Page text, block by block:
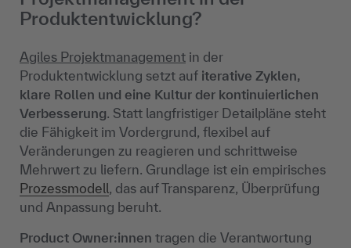
Produktentwicklung?
Agiles Projektmanagement in der
Produktentwicklung setzt auf iterative Zyklen,
klare Rollen und eine Kultur der kontinuierlichen
Verbesserung. Statt langfristiger Detailpläne steht
die Fähigkeit im Vordergrund, flexibel auf
Veränderungen zu reagieren und schrittweise
Mehrwert zu liefern. Grundlage ist ein empirisches
Prozessmodell, das auf Transparenz, Überprüfung
und Anpassung beruht.
Product Owner:innen tragen die Verantwortung